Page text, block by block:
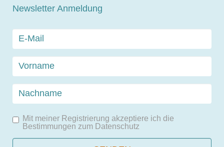
Newsletter Anmeldung
Mit meiner Registrierung akzeptiere ich die
Bestimmungen zum Datenschutz